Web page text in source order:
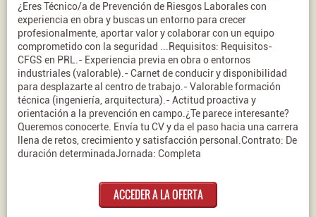
¿Eres Técnico/a de Prevención de Riesgos Laborales con
experiencia en obra y buscas un entorno para crecer
profesionalmente, aportar valor y colaborar con un equipo
comprometido con la seguridad ...Requisitos: Requisitos-
CFGS en PRL.- Experiencia previa en obra o entornos
industriales (valorable).- Carnet de conducir y disponibilidad
para desplazarte al centro de trabajo.- Valorable formación
técnica (ingeniería, arquitectura).- Actitud proactiva y
orientación a la prevención en campo.¿Te parece interesante?
Queremos conocerte. Envía tu CV y da el paso hacia una carrera
llena de retos, crecimiento y satisfacción personal.Contrato: De
duración determinadaJornada: Completa
ACCEDER A LA OFERTA